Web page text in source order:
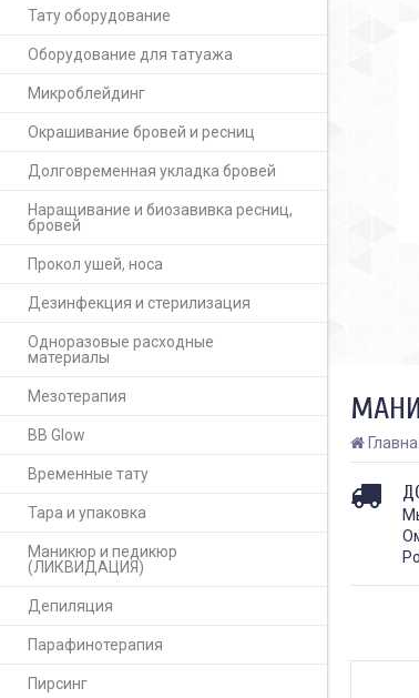
Тату оборудование
Оборудование для татуажа
Микроблейдинг
Окрашивание бровей и ресниц
Долговременная укладка бровей
Наращивание и биозавивка ресниц,
бровей
Прокол ушей, носа
Дезинфекция и стерилизация
Одноразовые расходные
материалы
Мезотерапия
BB Glow
Временные тату
Тара и упаковка
Маникюр и педикюр
(ЛИКВИДАЦИЯ)
Депиляция
Парафинотерапия
Пирсинг